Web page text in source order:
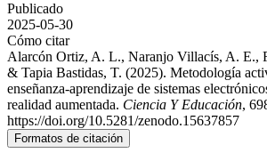
Publicado
2025-05-30
Cómo citar
Alarcón Ortiz, A. L., Naranjo Villacís, A. E.,
& Tapia Bastidas, T. (2025). Metodología
enseñanza-aprendizaje de sistemas
realidad aumentada. Ciencia Y Educación,
https://doi.org/10.5281/zenodo.15637857
Formatos de citación